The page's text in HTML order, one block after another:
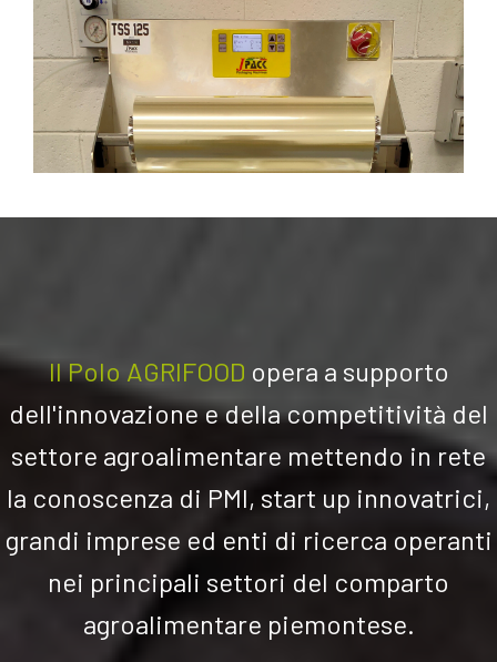
Il Polo AGRIFOOD opera a supporto
dell'innovazione e della competitività del
settore agroalimentare mettendo in rete
la conoscenza di PMI, start up innovatrici,
grandi imprese ed enti di ricerca operanti
nei principali settori del comparto
agroalimentare piemontese.